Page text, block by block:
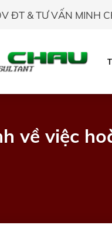
ĐT & TƯ VẤN MINH
về việc